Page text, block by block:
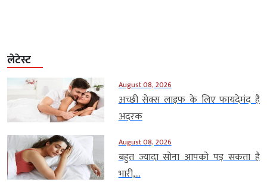
लेटेस्ट
August 08, 2026
अच्छी सेक्स लाइफ के लिए फायदेमंद है
अदरक
August 08, 2026
बहुत ज्यादा सोना आपको पड़ सकता है
भारी,...